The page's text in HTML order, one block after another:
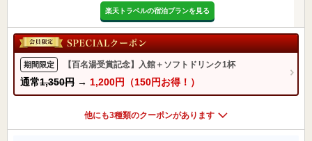
楽天トラベルの宿泊プランを見る
期間限定 【百名湯受賞記念】入館＋ソフトドリンク1杯
通常1,350円 → 1,200円（150円お得！）
他にも3種類のクーポンがあります